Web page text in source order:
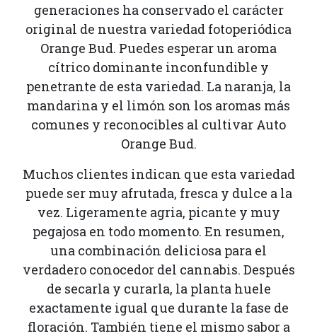
generaciones ha conservado el carácter
original de nuestra variedad fotoperiódica
Orange Bud. Puedes esperar un aroma
cítrico dominante inconfundible y
penetrante de esta variedad. La naranja, la
mandarina y el limón son los aromas más
comunes y reconocibles al cultivar Auto
Orange Bud.
Muchos clientes indican que esta variedad
puede ser muy afrutada, fresca y dulce a la
vez. Ligeramente agria, picante y muy
pegajosa en todo momento. En resumen,
una combinación deliciosa para el
verdadero conocedor del cannabis. Después
de secarla y curarla, la planta huele
exactamente igual que durante la fase de
floración. También tiene el mismo sabor a